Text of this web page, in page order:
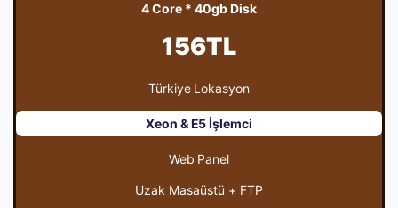
4 Core * 40gb Disk
156TL
Türkiye Lokasyon
Xeon & E5 İşlemci
Web Panel
Uzak Masaüstü + FTP